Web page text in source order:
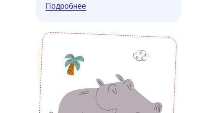
Подробнее